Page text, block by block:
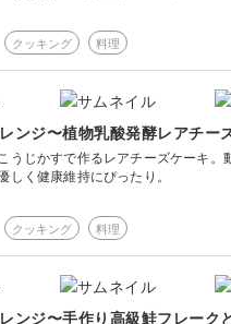
クッキング 料理
ンジ〜植物乳酸発酵レアチー
うじかすで作るレアチーズケーキ。
しく健康維持にぴったり。
クッキング 料理
ンジ〜手作り高級鮭フレーク